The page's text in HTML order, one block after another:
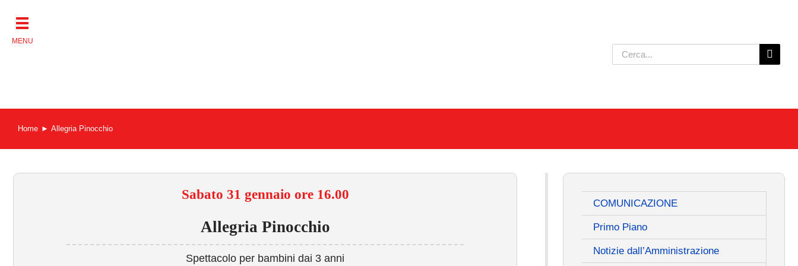
contenuto
Cerca
per:
Home Allegria Pinocchio
Sabato 31 gennaio ore 16.00
Allegria Pinocchio
Spettacolo per bambini dai 3 anni
COMUNICAZIONE
Primo Piano
Notizie dall’Amministrazione